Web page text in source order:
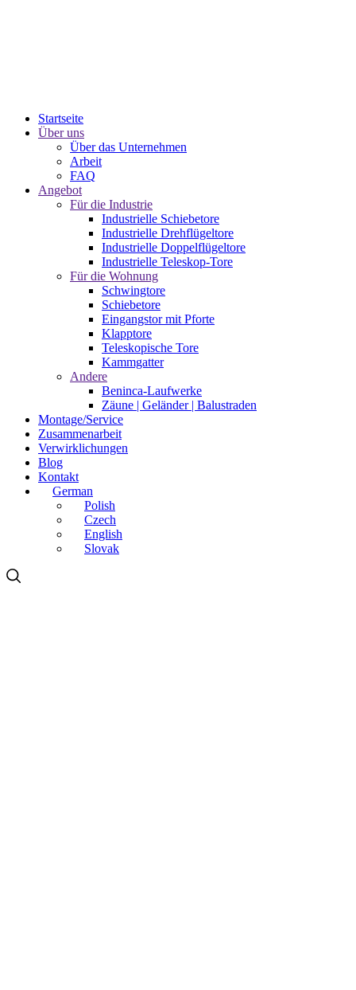
Startseite
Über uns
Über das Unternehmen
Arbeit
FAQ
Angebot
Für die Industrie
Industrielle Schiebetore
Industrielle Drehflügeltore
Industrielle Doppelflügeltore
Industrielle Teleskop-Tore
Für die Wohnung
Schwingtore
Schiebetore
Eingangstor mit Pforte
Klapptore
Teleskopische Tore
Kammgatter
Andere
Beninca-Laufwerke
Zäune | Geländer | Balustraden
Montage/Service
Zusammenarbeit
Verwirklichungen
Blog
Kontakt
German
Polish
Czech
English
Slovak